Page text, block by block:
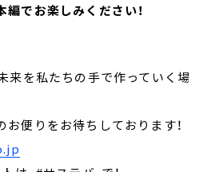
でお楽しみください！
来を私たちの手で作っていく場
便りをお待ちしております！